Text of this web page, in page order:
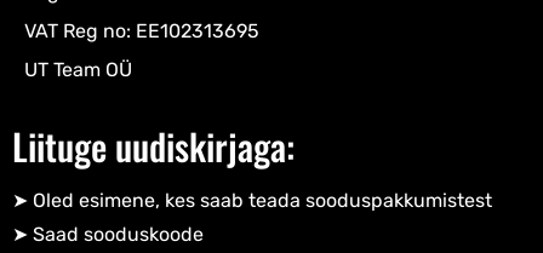
VAT Reg no: EE102313695
UT Team OÜ
Liituge uudiskirjaga:
➤ Oled esimene, kes saab teada sooduspakkumistest
➤ Saad sooduskoode​